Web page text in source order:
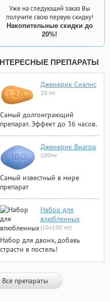
Уже на следующий заказ Вы
получите свою первую скидку!
Накопительные скидки до
20%!
ПРЕПАРАТЫ
Дженерик Сиалис
20 мг
Самый долгоиграющий
препарат. Эффект до 36 часов.
Дженерик Виагра
100мг
Самый известный в мире
препарат
Набор для
влюбленных
(10х100 мг)
Набор для двоих, добавь
страсти в постель!
Все препараты